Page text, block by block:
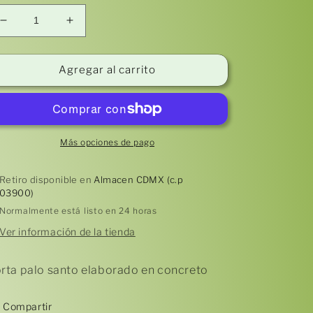
Reducir
cantidad
para
Sahumerio
3)
Aumentar
cantidad
para
Porta
Sahumerio
CONCRETO
(modelo
3)
Agregar al carrito
Más opciones de pago
Retiro disponible en Almacen CDMX (c.p
03900)
Normalmente está listo en 24 horas
Ver información de la tienda
palo santo elaborado en concreto
Compartir